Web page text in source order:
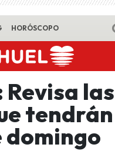
HORÓSCOPO
Revisa las
tendrán
domingo